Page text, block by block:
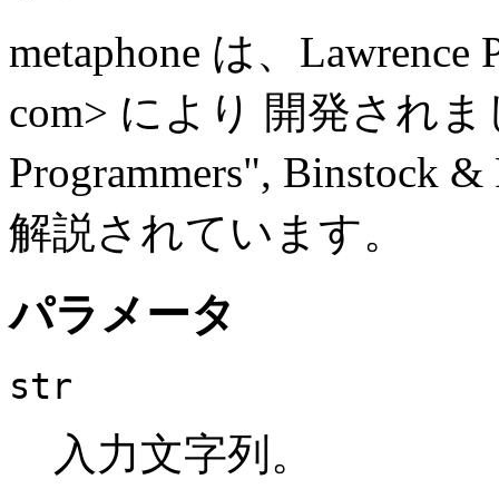
metaphone は、
com> により 開発され
Programmers", Binstock
解説されています。
パラメータ
str
入力文字列。